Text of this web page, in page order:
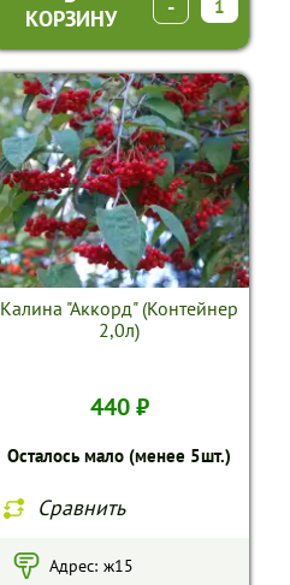
КОРЗИНУ
-
Калина "Аккорд" (Контейнер
2,0л)
440 ₽
Осталось мало (менее 5шт.)
Сравнить
Адрес: ж15